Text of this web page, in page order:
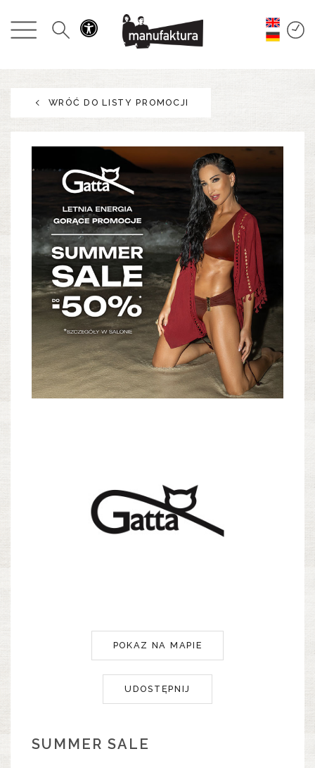
WYDARZENIA
PROMOCJE
ROZRYWKA
RESTAURACJE
PLAN
O NAS
WRÓĆ DO LISTY PROMOCJI
POKAZ NA MAPIE
UDOSTĘPNIJ
SUMMER SALE